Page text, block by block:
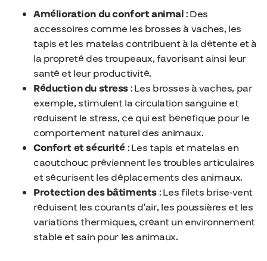
Amélioration du confort animal: Des
accessoires comme les brosses à vaches, les
tapis et les matelas contribuent à la détente et à
la propreté des troupeaux, favorisant ainsi leur
santé et leur productivité.
Réduction du stress: Les brosses à vaches, par
exemple, stimulent la circulation sanguine et
réduisent le stress, ce qui est bénéfique pour le
comportement naturel des animaux.
Confort et sécurité: Les tapis et matelas en
caoutchouc préviennent les troubles articulaires
et sécurisent les déplacements des animaux.
Protection des bâtiments: Les filets brise-vent
réduisent les courants d’air, les poussières et les
variations thermiques, créant un environnement
stable et sain pour les animaux.